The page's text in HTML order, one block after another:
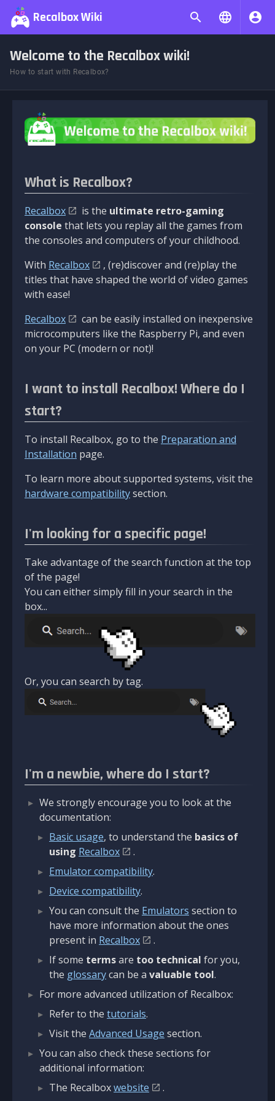
Recalbox Wiki
Welcome to the Recalbox wiki!
How to start with Recalbox?
What is Recalbox?
Recalbox is the ultimate retro-gaming
console that lets you replay all the games from
the consoles and computers of your childhood.
With Recalbox
, (re)discover and (re)play the
titles that have shaped the world of video games
with ease!
Recalbox
can be easily installed on inexpensive
microcomputers like the Raspberry Pi, and even
on your PC (modern or not)!
I want to install Recalbox! Where do I
start?
To install Recalbox, go to the Preparation and
Installation page.
To learn more about supported systems, visit the
hardware compatibilitysection.
I'm looking for a specific page!
Take advantage of the search function at the top
of the page!
You can either simply fill in your search in the
box...
Or, you can search by tag.
I'm a newbie, where do I start?
We strongly encourage you to look at the
documentation:
Basic usage, to understand the basics of
using Recalbox
.
Emulator compatibility.
Device compatibility.
You can consult the Emulators section to
have more information about the ones
present in Recalbox
.
If some termsare too technical for you,
the glossarycan be a valuable tool.
For more advanced utilization of Recalbox:
Refer to the tutorials.
Visit the Advanced Usage section.
You can also check these sections for
additional information:
The Recalboxwebsite
.